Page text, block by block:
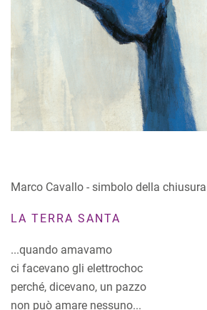
Marco Cavallo - simbolo della
LA TERRA SANTA
...quando amavamo
ci facevano gli elettrochoc
perché, dicevano, un pazzo
non può amare nessuno...